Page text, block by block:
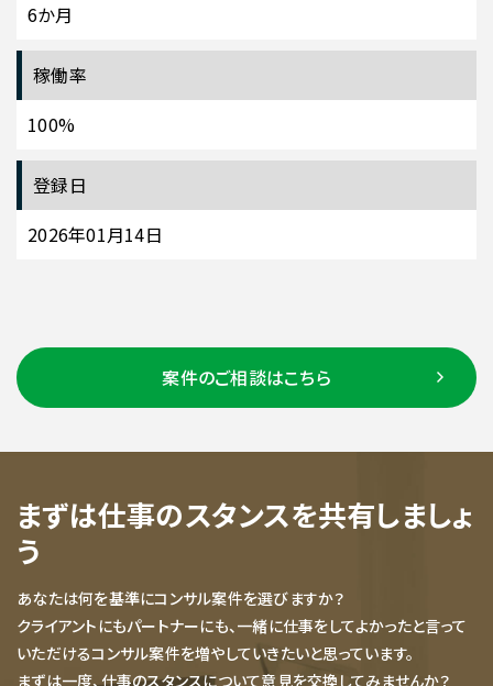
6か月
稼働率
100%
登録日
2026年01月14日
案件のご相談はこちら
まずは仕事のスタンスを共有しましょ
う
あなたは何を基準にコンサル案件を選びますか？
クライアントにもパートナーにも、一緒に仕事をしてよかったと言って
いただけるコンサル案件を増やしていきたいと思っています。
まずは一度、仕事のスタンスについて意見を交換してみませんか？